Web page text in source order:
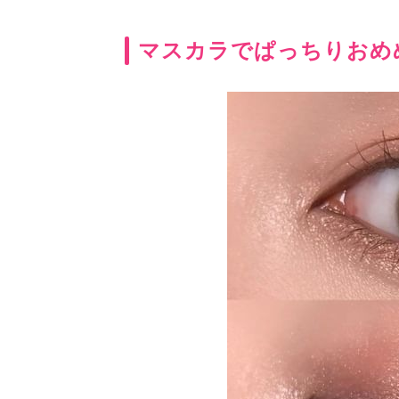
マスカラでぱっちりおめ